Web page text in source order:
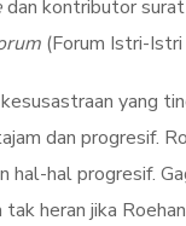
dan kontributor
(Forum Istri-
yang
dan progresif.
hal progresif.
heran jika